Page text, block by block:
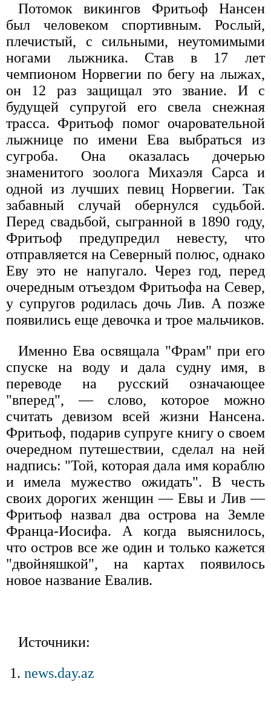
Потомок викингов Фритьоф Нансен
был человеком спортивным. Рослый,
плечистый, с сильными, неутомимыми
ногами лыжника. Став в 17 лет
чемпионом Норвегии по бегу на лыжах,
он 12 раз защищал это звание. И с
будущей супругой его свела снежная
трасса. Фритьоф помог очаровательной
лыжнице по имени Ева выбраться из
сугроба. Она оказалась дочерью
знаменитого зоолога Михаэля Сарса и
одной из лучших певиц Норвегии. Так
забавный случай обернулся судьбой.
Перед свадьбой, сыгранной в 1890 году,
Фритьоф предупредил невесту, что
отправляется на Северный полюс, однако
Еву это не напугало. Через год, перед
очередным отъездом Фритьофа на Север,
у супругов родилась дочь Лив. А позже
появились еще девочка и трое мальчиков.
Именно Ева освящала "Фрам" при его
спуске на воду и дала судну имя, в
переводе на русский означающее
"вперед", — слово, которое можно
считать девизом всей жизни Нансена.
Фритьоф, подарив супруге книгу о своем
очередном путешествии, сделал на ней
надпись: "Той, которая дала имя кораблю
и имела мужество ожидать". В честь
своих дорогих женщин — Евы и Лив —
Фритьоф назвал два острова на Земле
Франца-Иосифа. А когда выяснилось,
что остров все же один и только кажется
"двойняшкой", на картах появилось
новое название Евалив.
Источники:
news.day.az